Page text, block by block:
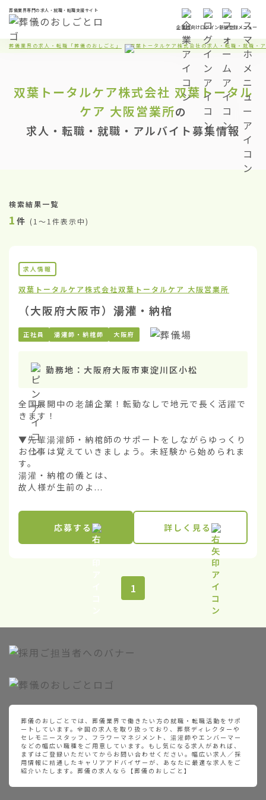
葬儀業界専門の求人・就職・転職支援サイト
企業様向けログイン新規登録メニュー
葬儀業界の求人・転職「葬儀のおしごと」 双葉トータルケア株式会社の求人・転職・就職・
双葉トータルケア株式会社 双葉トータル
ケア 大阪営業所の
求人・転職・就職・アルバイト募集情報
検索結果一覧
1 件 (1〜1件表示中)
求人情報
双葉トータルケア株式会社双葉トータルケア 大阪営業所
（大阪府大阪市）湯灌・納棺
正社員 湯灌師・納棺師 大阪府
勤務地： 大阪府大阪市東淀川区小松
全国展開中の老舗企業！転勤なしで地元で長く活躍で
きます！
▼先輩湯灌師・納棺師のサポートをしながらゆっくり
お仕事は覚えていきましょう。未経験から始められま
す。
湯灌・納棺の儀とは、
故人様が生前のよ...
応募する 詳しく見る
1
葬儀のおしごとでは、葬儀業界で働きたい方の就職・転職活動をサポ
ートしています。全国の求人を取り扱っており、葬祭ディレクターや
セレモニースタッフ、フラワーマネジメント、湯灌師やエンバーマー
などの幅広い職種をご用意しています。もし気になる求人があれば、
まずはご登録いただいてからお問い合わせください。幅広い求人／採
用情報に精通したキャリアアドバイザーが、あなたに最適な求人をご
紹介いたします。葬儀の求人なら【葬儀のおしごと】